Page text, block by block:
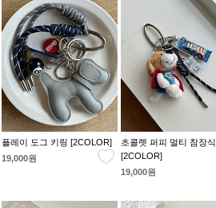
플레이 도그 키링 [2COLOR]
19,000원
초콜렛 퍼피 멀티 참장식
[2COLOR]
19,000원